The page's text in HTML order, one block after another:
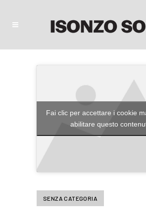
Fai clic per accettare i cookie
abilitare questo
SENZA CATEGORIA